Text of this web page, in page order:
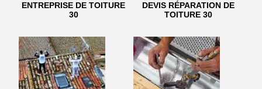
ENTREPRISE DE TOITURE
30
DEVIS RÉPARATION DE
TOITURE 30